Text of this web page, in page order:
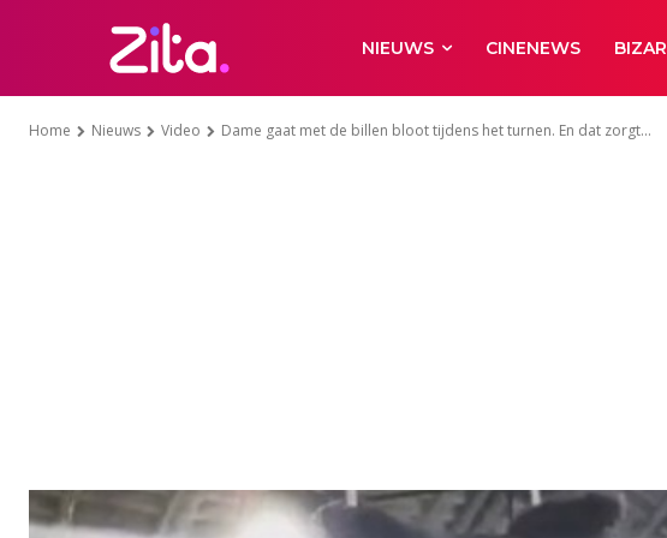
NIEUWS CINENEWS BIZAR
Home Nieuws Video Dame gaat met de billen bloot tijdens het turnen. En dat zorgt...